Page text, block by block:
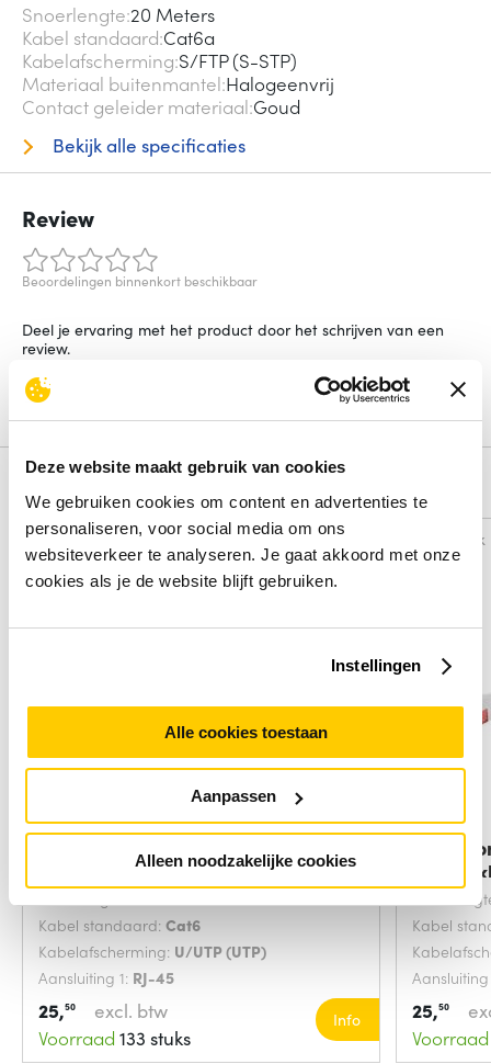
Deze website maakt gebruik van cookies
We gebruiken cookies om content en advertenties te
personaliseren, voor social media om ons
websiteverkeer te analyseren. Je gaat akkoord met onze
cookies als je de website blijft gebruiken.
Instellingen
Alle cookies toestaan
Aanpassen
Alleen noodzakelijke cookies
Snoerlengte 20 Meters
Kabel standaard Cat6a
Kabelafscherming S/FTP (S-STP)
Materiaal buitenmantel Halogeenvrij
Contact geleider materiaal Goud
Bekijk alle specificaties
Review
Beoordelingen binnenkort beschikbaar
Deel je ervaring met het product door het schrijven van een
review.
Schrijf een review
Alternatieven
Vergelijk
netwerkkabel Grijs
Kabel standaard: Cat6
Kabelafscherming: U/UTP (UTP)
Aansluiting 1: RJ-45
25,50
excl. btw
Voorraad 133 stuks
Info
Vergelijk
Kabel
25,50
Voorraad